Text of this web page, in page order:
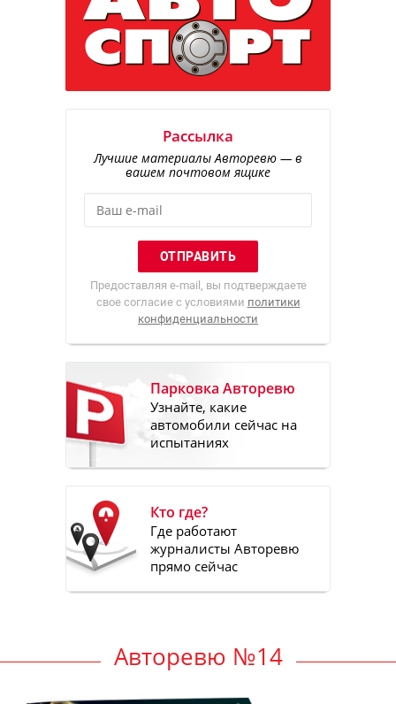
Рассылка
Лучшие материалы Авторевю — в
вашем почтовом ящике
Предоставляя e-mail, вы подтверждаете
свое согласие с условиями политики
конфиденциальности
Парковка Авторевю
Узнайте, какие
автомобили сейчас на
испытаниях
Кто где?
Где работают
журналисты Авторевю
прямо сейчас
Авторевю №14